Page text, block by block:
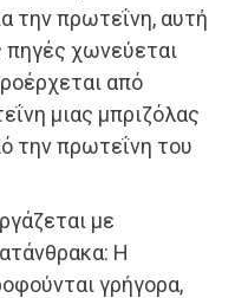
την πρωτεΐνη, αυτή
πηγές χωνεύεται
από
μιας μπριζόλας
την πρωτεΐνη του
με
Η
γρήγορα,